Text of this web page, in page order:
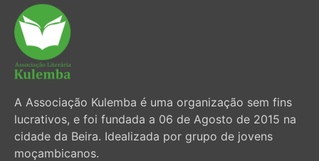
A Associação Kulemba é uma organização sem fins
lucrativos, e foi fundada a 06 de Agosto de 2015 na
cidade da Beira. Idealizada por grupo de jovens
moçambicanos.